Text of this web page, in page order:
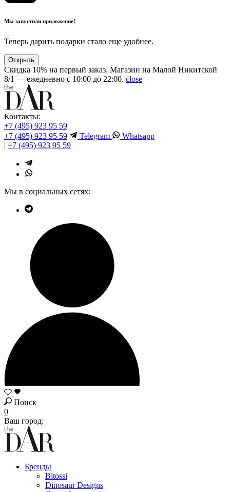
Мы запустили приложение!
Теперь дарить подарки стало еще удобнее.
Открыть
Скидка 10% на первый заказ. Магазин на Малой Никитской
8/1 — ежедневно с 10:00 до 22:00. close
Контакты:
+7 (495) 923 95 59
+7 (495) 923 95 59
Telegram
Whatsapp
| +7 (495) 923 95 59
Мы в социальных сетях:
Поиск
0
Ваш город:
Бренды
Bitossi
Dinosaur Designs